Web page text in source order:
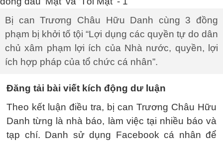
Bị can Trương Châu Hữu Danh cùng 3 đồng
phạm bị khởi tố tội “Lợi dụng các quyền tự do dân
chủ xâm phạm lợi ích của Nhà nước, quyền, lợi
ích hợp pháp của tổ chức cá nhân”.
Đăng tải bài viết kích động dư luận
Theo kết luận điều tra, bị can Trương Châu Hữu
Danh từng là nhà báo, làm việc tại nhiều báo và
tạp chí. Danh sử dụng Facebook cá nhân để